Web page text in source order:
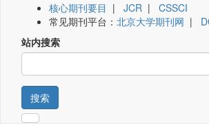
核心期刊要目 | JCR | CSSCI
常见期刊平台： 北京大学期刊网 |
站内搜索
搜索